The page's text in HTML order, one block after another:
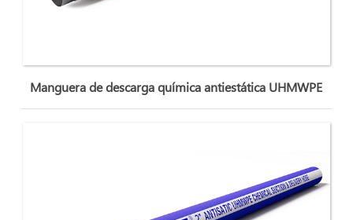
Manguera de descarga química antiestática UHMWPE